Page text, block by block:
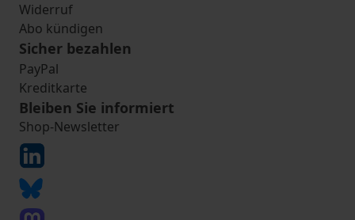
Widerruf
Abo kündigen
Sicher bezahlen
PayPal
Kreditkarte
Bleiben Sie informiert
Shop-Newsletter